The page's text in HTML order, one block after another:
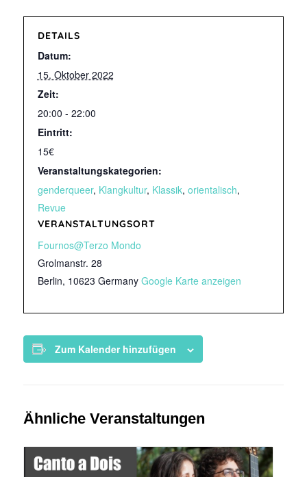
DETAILS
Datum:
15. Oktober 2022
Zeit:
20:00 - 22:00
Eintritt:
15€
Veranstaltungskategorien:
genderqueer, Klangkultur, Klassik, orientalisch,
Revue
VERANSTALTUNGSORT
Fournos@Terzo Mondo
Grolmanstr. 28
Berlin, 10623 Germany Google Karte anzeigen
Zum Kalender hinzufügen
Ähnliche Veranstaltungen